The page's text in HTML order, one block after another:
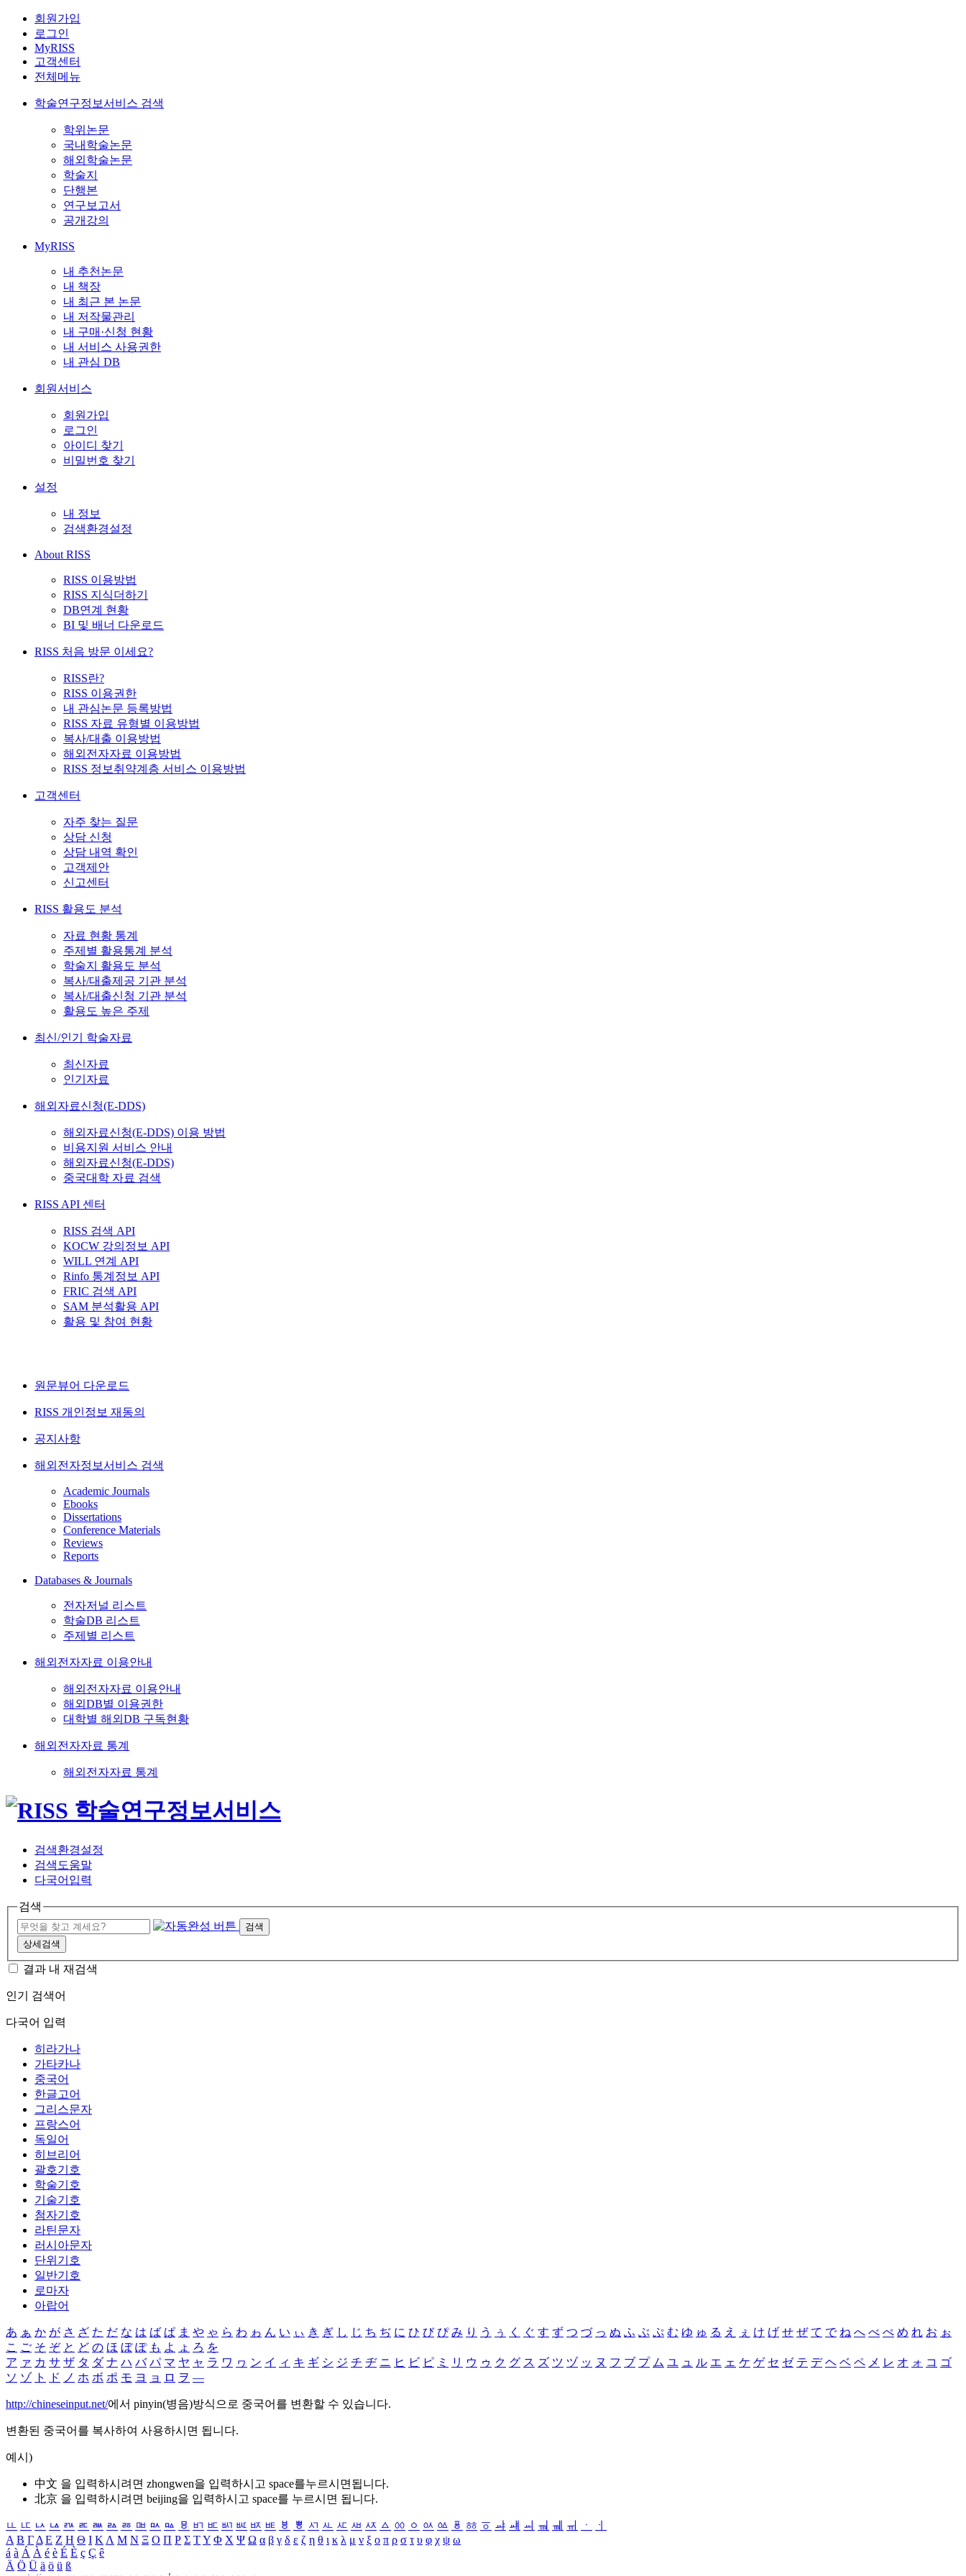
회원가입
로그인
MyRISS
고객센터
전체메뉴
학술연구정보서비스 검색
학위논문
국내학술논문
해외학술논문
학술지
단행본
연구보고서
공개강의
MyRISS
내 추천논문
내 책장
내 최근 본 논문
내 저작물관리
내 구매·신청 현황
내 서비스 사용권한
내 관심 DB
회원서비스
회원가입
로그인
아이디 찾기
비밀번호 찾기
설정
내 정보
검색환경설정
About RISS
RISS 이용방법
RISS 지식더하기
DB연계 현황
BI 및 배너 다운로드
RISS 처음 방문 이세요?
RISS란?
RISS 이용권한
내 관심논문 등록방법
RISS 자료 유형별 이용방법
복사/대출 이용방법
해외전자자료 이용방법
RISS 정보취약계층 서비스 이용방법
고객센터
자주 찾는 질문
상담 신청
상담 내역 확인
고객제안
신고센터
RISS 활용도 분석
자료 현황 통계
주제별 활용통계 분석
학술지 활용도 분석
복사/대출제공 기관 분석
복사/대출신청 기관 분석
활용도 높은 주제
최신/인기 학술자료
최신자료
인기자료
해외자료신청(E-DDS)
해외자료신청(E-DDS) 이용 방법
비용지원 서비스 안내
해외자료신청(E-DDS)
중국대학 자료 검색
RISS API 센터
RISS 검색 API
KOCW 강의정보 API
WILL 연계 API
Rinfo 통계정보 API
FRIC 검색 API
SAM 분석활용 API
활용 및 참여 현황
원문뷰어 다운로드
RISS 개인정보 재동의
공지사항
해외전자정보서비스 검색
Academic Journals
Ebooks
Dissertations
Conference Materials
Reviews
Reports
Databases & Journals
전자저널 리스트
학술DB 리스트
주제별 리스트
해외전자자료 이용안내
해외전자자료 이용안내
해외DB별 이용권한
대학별 해외DB 구독현황
해외전자자료 통계
해외전자자료 통계
검색환경설정
검색도움말
다국어입력
검색
검색
상세검색
결과 내 재검색
인기 검색어
다국어 입력
히라가나
가타카나
중국어
한글고어
그리스문자
프랑스어
독일어
히브리어
괄호기호
학술기호
기술기호
첨자기호
라틴문자
러시아문자
단위기호
일반기호
로마자
아랍어
あ ぁ か が さ ざ た だ な は ば ぱ ま や ゃ ら わ ゎ ん い ぃ き ぎ し じ ち ぢ に ひ び ぴ み り う ぅ く ぐ す ず つ づ っ ぬ ふ ぶ ぷ む ゆ ゅ る え ぇ け げ せ ぜ て で ね へ べ ぺ め れ お ぉ
こ ご そ ぞ と ど の ほ ぼ ぽ も よ ょ ろ を
ア ァ カ サ ザ タ ダ ナ ハ バ パ マ ヤ ャ ラ ワ ヮ ン イ ィ キ ギ シ ジ チ ヂ ニ ヒ ビ ピ ミ リ ウ ゥ ク グ ス ズ ツ ヅ ッ ヌ フ ブ プ ム ユ ュ ル エ ェ ケ ゲ セ ゼ テ デ ヘ ベ ペ メ レ オ ォ コ ゴ
ソ ゾ ト ド ノ ホ ボ ポ モ ヨ ョ ロ ヲ ―
http://chineseinput.net/에서 pinyin(병음)방식으로 중국어를 변환할 수 있습니다.
변환된 중국어를 복사하여 사용하시면 됩니다.
예시)
中文 을 입력하시려면 zhongwen을 입력하시고 space를누르시면됩니다.
北京 을 입력하시려면 beijing을 입력하시고 space를 누르시면 됩니다.
ㅥ ㅦ ㅧ ㅨ ㅩ ㅪ ㅫ ㅬ ㅭ ㅮ ㅯ ㅰ ㅱ ㅲ ㅳ ㅴ ㅵ ㅶ ㅷ ㅸ ㅹ ㅺ ㅻ ㅼ ㅽ ㅾ ㅿ ㆀ ㆁ ㆂ ㆃ ㆄ ㆅ ㆆ ㆇ ㆈ ㆉ ㆊ ㆋ ㆌ ㆍ
ㆎ
Α Β ΓΔ Ε Ζ Η Θ Ι ΚΛ Μ Ν Ξ Ο Π Ρ Σ ΤΥ Φ Χ Ψ Ω α β γ δ ε ζ η θ ι κ λ μ ν ξ ο π ρ σ τ υ φ χ ψ ω
á à Á À é è É È ç Ç ê
Ä Ö Ü ä ö ü ß